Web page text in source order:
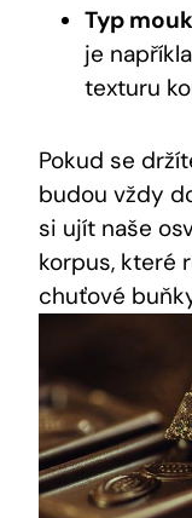
Typ
je
texturu
Pokud se
budou vždy
si ujít‍ naše
korpus, které
chuťové